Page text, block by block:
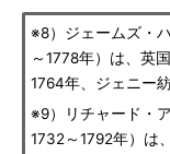
※8）ジェームズ・
～1778年）は、英
1764年、ジェニー
※9）リチャード・
1732～1792年）は